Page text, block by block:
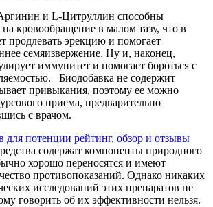
и L-Цитруллин способны
кровообращение в малом тазу, что в
продлевать эрекцию и помогает
семяизвержение. Ну и, наконец,
иммунитет и помогает бороться с
Биодобавка не содержит
привыкания, поэтому ее можно
приема, предварительно
с врачом.
содержат компоненты природного
хорошо переносятся и имеют
противопоказаний. Однако никаких
исследований этих препаратов не
говорить об их эффективности нельзя.